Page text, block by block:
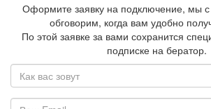
Оформите заявку на подключение, мы
обговорим, когда вам удобно
По этой заявке за вами сохранится
подписке на бератор.